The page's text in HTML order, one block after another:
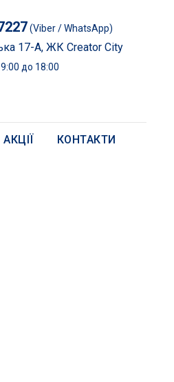
(Viber / WhatsApp)
17-А, ЖК Creator City
до 18:00
АКЦІЇ КОНТАКТИ